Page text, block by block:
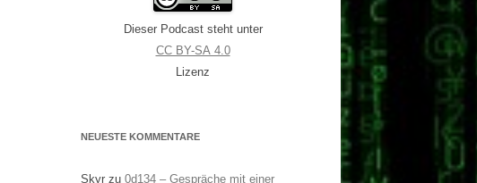
Dieser Podcast steht unter
CC BY-SA 4.0
Lizenz
NEUESTE KOMMENTARE
Skyr zu 0d134 – Gespräche mit einer